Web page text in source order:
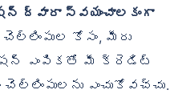
ద్వారా స్వయంచాలకంగా
కోసం, మీరు
ఎంపికతో మీ క్రెడిట్
ఎంచుకోవచ్చు.